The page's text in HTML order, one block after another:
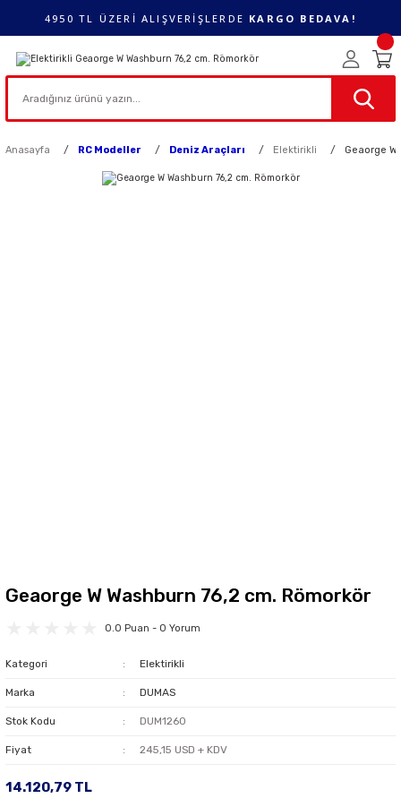
4950 TL ÜZERİ ALIŞVERİŞLERDE KARGO BEDAVA!
Anasayfa RC Modeller Deniz Araçları Elektirikli Geaorge
Geaorge W Washburn 76,2 cm. Römorkör
0.0 Puan - 0 Yorum
Kategori Elektirikli
Marka DUMAS
Stok Kodu DUM1260
Fiyat 245,15 USD + KDV
14.120,79 TL